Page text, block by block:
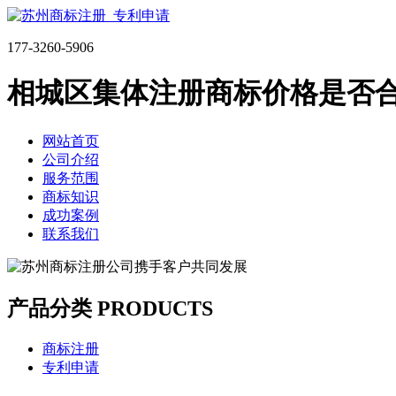
177-3260-5906
相城区集体注册商标价格是否
网站首页
公司介绍
服务范围
商标知识
成功案例
联系我们
产品分类 PRODUCTS
商标注册
专利申请